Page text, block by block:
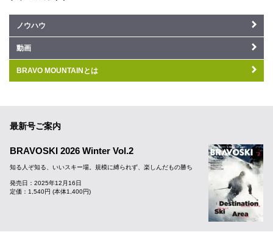
ノウハウ
動画
BRAVO MOUNTAINとは
最新号ご案内
BRAVOSKI 2026 Winter Vol.2
知る人ぞ知る、いいスキー場。規模に縛られず、楽しんだもの勝ち
発売日：2025年12月16日
定価：1,540円 (本体1,400円)